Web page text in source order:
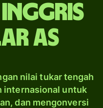
AS
nilai tukar tengah
internasional untuk
dan mengonversi